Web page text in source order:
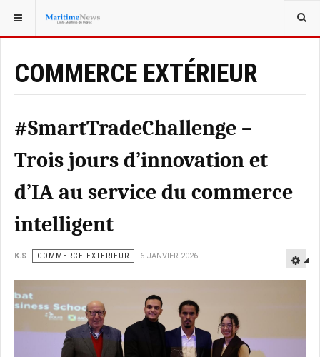
VOUS ÊTES ICI :
COMMERCE EXTÉRIEUR
#SmartTradeChallenge –
Trois jours d’innovation et
d’IA au service du commerce
intelligent
K.S COMMERCE EXTERIEUR 6 JANVIER 2026